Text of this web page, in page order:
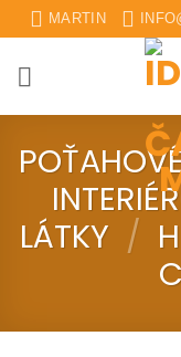
Skip
to
content
MARTIN
LÁTKY /